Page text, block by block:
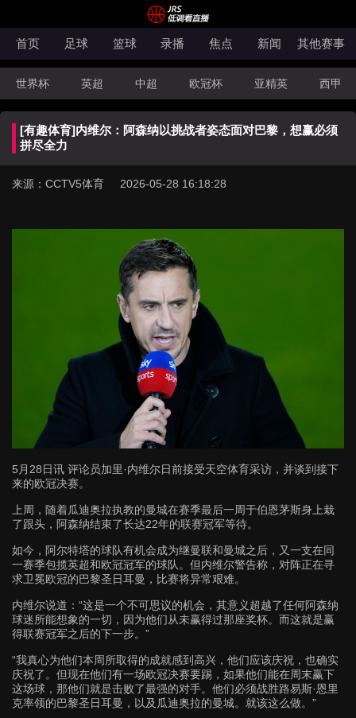
首页 足球 篮球 录播 焦点 新闻 其他赛事
世界杯 英超 中超 欧冠杯 亚精英 西甲
韩K联 法甲 科索沃超 意甲 世亚预 中甲
澳超 法罗超 日职联 NBA CBA WNBA
[有趣体育]内维尔：阿森纳以挑战者姿态面对巴黎，想赢必须
拼尽全力
来源：CCTV5体育 2026-05-28 16:18:28
5月28日讯 评论员加里·内维尔日前接受天空体育采访，并谈到接下
来的欧冠决赛。
上周，随着瓜迪奥拉执教的曼城在赛季最后一周于伯恩茅斯身上栽
了跟头，阿森纳结束了长达22年的联赛冠军等待。
如今，阿尔特塔的球队有机会成为继曼联和曼城之后，又一支在同
一赛季包揽英超和欧冠冠军的球队。但内维尔警告称，对阵正在寻
求卫冕欧冠的巴黎圣日耳曼，比赛将异常艰难。
内维尔说道：“这是一个不可思议的机会，其意义超越了任何阿森纳
球迷所能想象的一切，因为他们从未赢得过那座奖杯。而这就是赢
得联赛冠军之后的下一步。”
“我真心为他们本周所取得的成就感到高兴，他们应该庆祝，也确实
庆祝了。但现在他们有一场欧冠决赛要踢，如果他们能在周末赢下
这场球，那他们就是击败了最强的对手。他们必须战胜路易斯·恩里
克率领的巴黎圣日耳曼，以及瓜迪奥拉的曼城。就该这么做。”